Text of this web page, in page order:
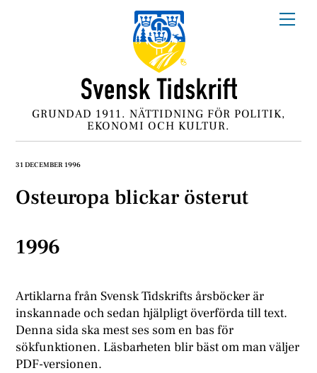
GRUNDAD 1911. NÄTTIDNING FÖR POLITIK,
EKONOMI OCH KULTUR.
31 DECEMBER 1996
Osteuropa blickar österut
1996
Artiklarna från Svensk Tidskrifts årsböcker är
inskannade och sedan hjälpligt överförda till text.
Denna sida ska mest ses som en bas för
sökfunktionen. Läsbarheten blir bäst om man väljer
PDF-versionen.